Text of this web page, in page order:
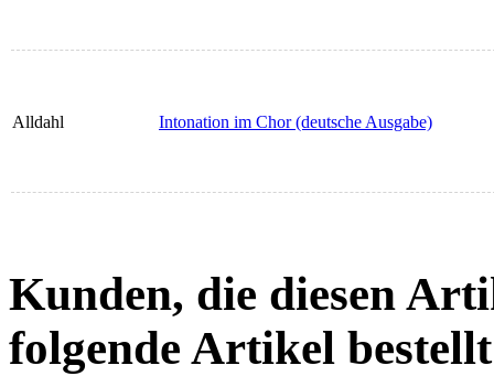
Alldahl Intonation im Chor (deutsche Ausgabe)
Kunden, die diesen
folgende Artikel